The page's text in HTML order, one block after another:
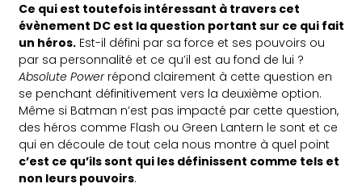
Ce qui est toutefois intéressant à travers cet
évènement DC est la question portant sur ce qui fait
un héros. Est-il défini par sa force et ses pouvoirs ou
par sa personnalité et ce qu’il est au fond de lui ?
Absolute Powerrépond clairement à cette question en
se penchant définitivement vers la deuxième option.
Même si Batman n’est pas impacté par cette question,
des héros comme Flash ou Green Lantern le sont et ce
qui en découle de tout cela nous montre à quel point
c’est ce qu’ils sont qui les définissent comme tels et
non leurs pouvoirs.